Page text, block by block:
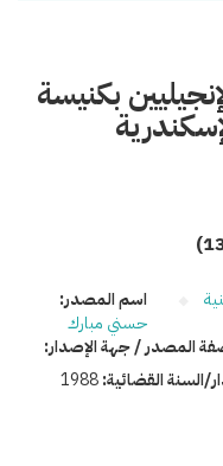
بكنيسة
السنة القضائية:1988
اسم المصدر:
حسني مبارك
المصدر / جهة الإصدار: